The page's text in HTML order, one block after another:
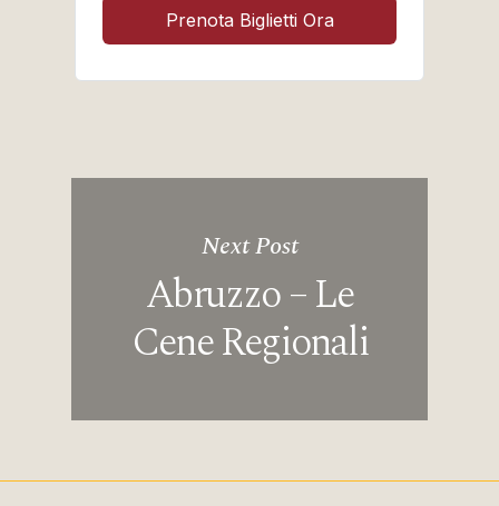
Prenota Biglietti Ora
Next Post
Abruzzo – Le
Cene Regionali